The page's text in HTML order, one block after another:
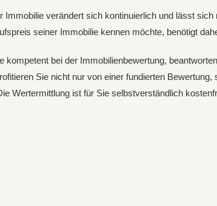
Immobilie verändert sich kontinuierlich und lässt
seiner Immobilie kennen möchte, benötigt
kompetent bei der Immobilienbewertung,
Sie nicht nur von einer fundierten
Wertermittlung ist für Sie selbstverständlich